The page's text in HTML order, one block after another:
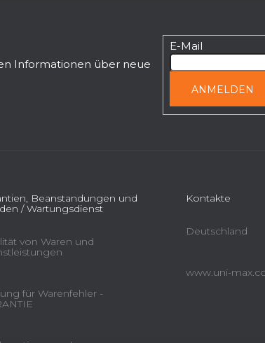
Informationen über neue
E-Mail
ANMELDEN
Beanstandungen und
/ Wartungsdienst
von Waren und
für Warenfehler -
Kontakte
Deutschland
www.uni-